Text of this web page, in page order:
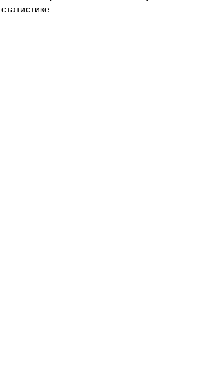
статистике.